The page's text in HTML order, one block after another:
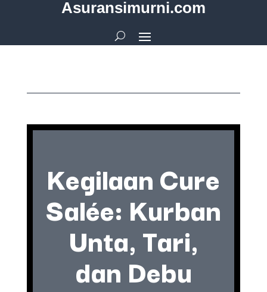
Asuransimurni.com
Kegilaan Cure
Salée: Kurban
Unta, Tari,
dan Debu